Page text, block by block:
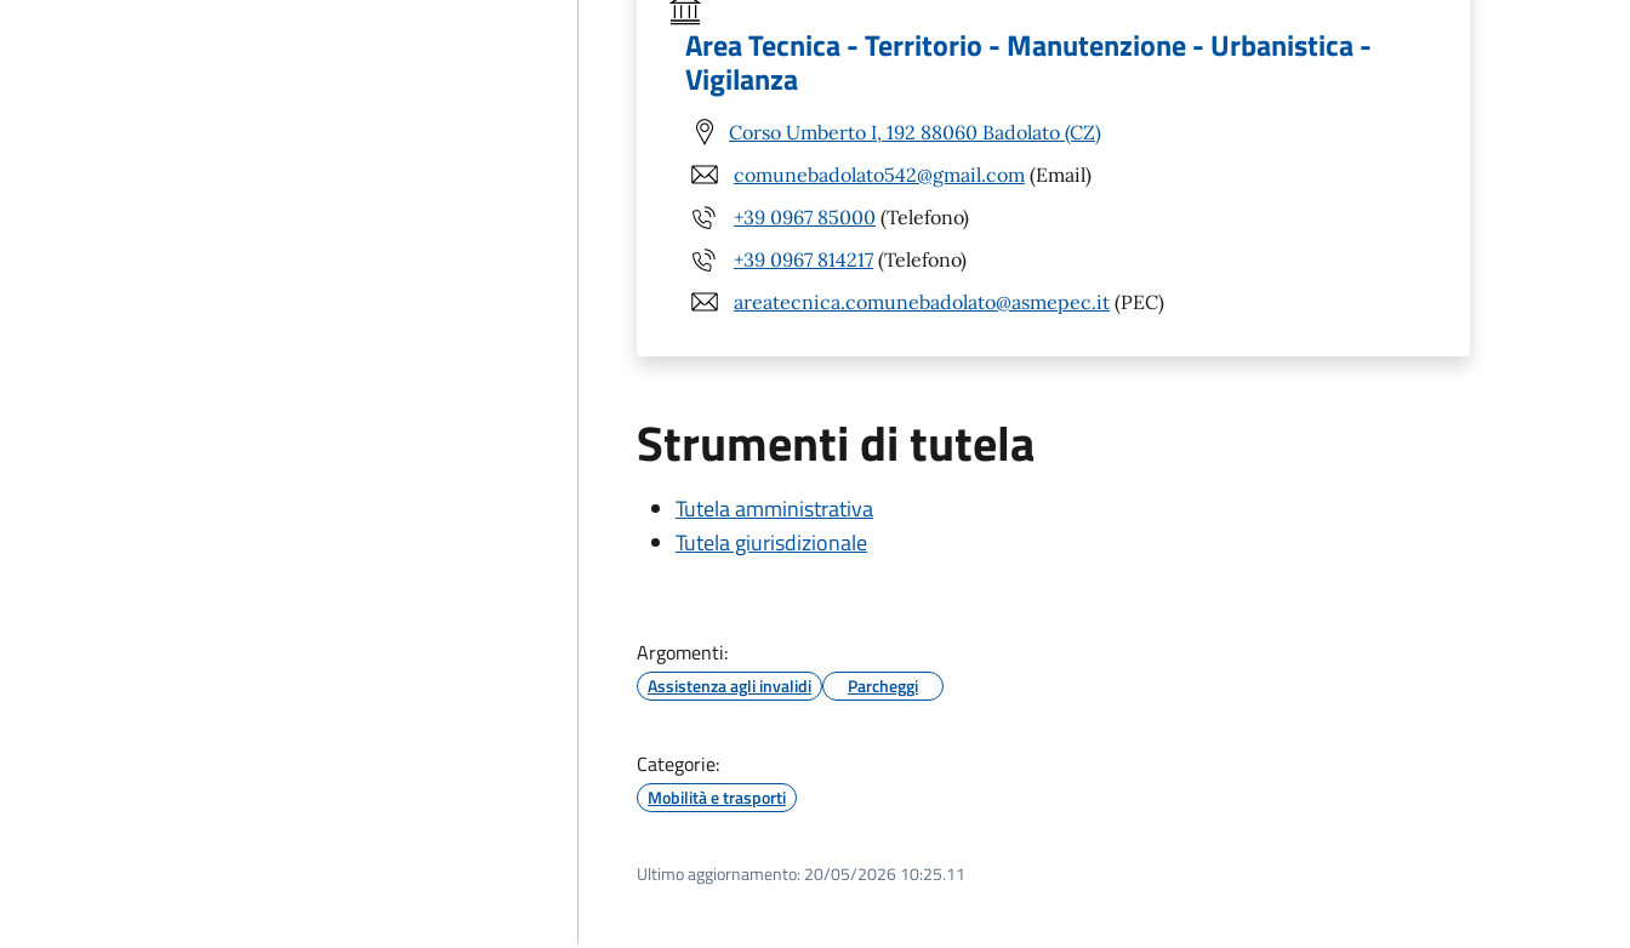
Area Tecnica - Territorio - Manutenzione - Urbanistica -
Vigilanza
Corso Umberto I, 192 88060 Badolato (CZ)
comunebadolato542@gmail.com (Email)
+39 0967 85000 (Telefono)
+39 0967 814217 (Telefono)
areatecnica.comunebadolato@asmepec.it (PEC)
Strumenti di tutela
Tutela amministrativa
Tutela giurisdizionale
Argomenti:
Assistenza agli invalidi Parcheggi
Categorie:
Mobilità e trasporti
Ultimo aggiornamento: 20/05/2026 10:25.11